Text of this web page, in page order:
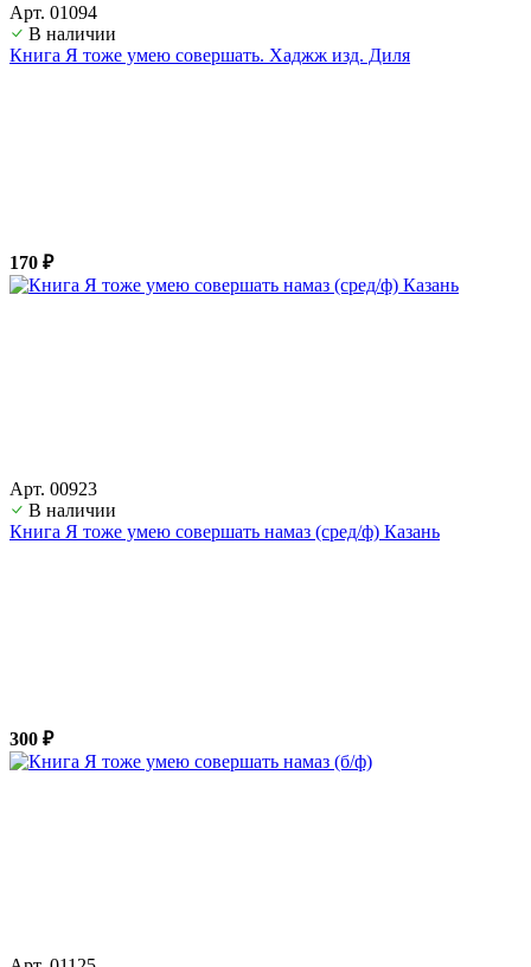
Арт. 01094
В наличии
Книга Я тоже умею совершать. Хаджж изд. Диля
170 ₽
Арт. 00923
В наличии
Книга Я тоже умею совершать намаз (сред/ф) Казань
300 ₽